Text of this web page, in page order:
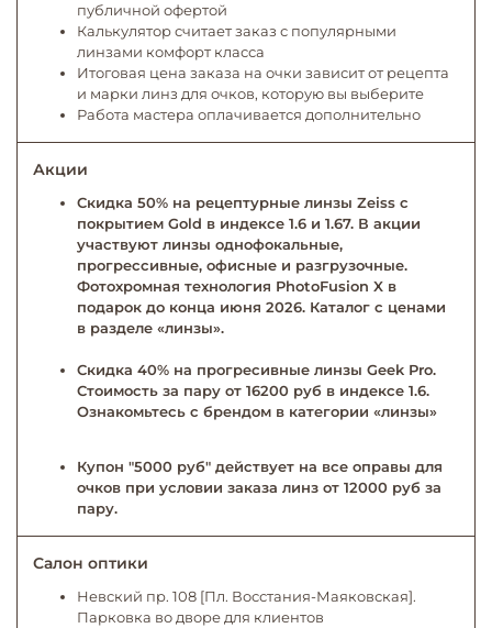
публичной офертой
Калькулятор считает заказ с популярными
линзами комфорт класса
Итоговая цена заказа на очки зависит от рецепта
и марки линз для очков, которую вы выберите
Работа мастера оплачивается дополнительно
Акции
Скидка 50% на рецептурные линзы Zeiss с
покрытием Gold в индексе 1.6 и 1.67. В акции
участвуют линзы однофокальные,
прогрессивные, офисные и разгрузочные.
Фотохромная технология PhotoFusion X в
подарок до конца июня 2026. Каталог с ценами
в разделе «линзы».
Скидка 40% на прогресивные линзы Geek Pro.
Стоимость за пару от 16200 руб в индексе 1.6.
Ознакомьтесь с брендом в категории «линзы»
Купон "5000 руб" действует на все оправы для
очков при условии заказа линз от 12000 руб за
пару.
Салон оптики
Невский пр. 108 [Пл. Восстания-Маяковская].
Парковка во дворе для клиентов